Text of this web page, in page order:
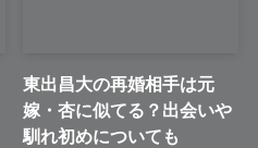
東出昌大の再婚相手は元
嫁・杏に似てる？出会いや
馴れ初めについても